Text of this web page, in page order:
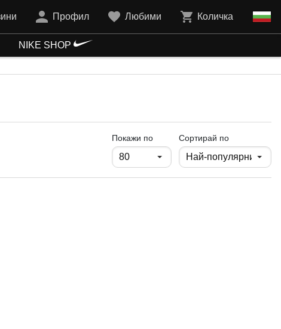
Профил Любими Количка
NIKE SHOP
Покажи попродукти на страница
Сортирай по